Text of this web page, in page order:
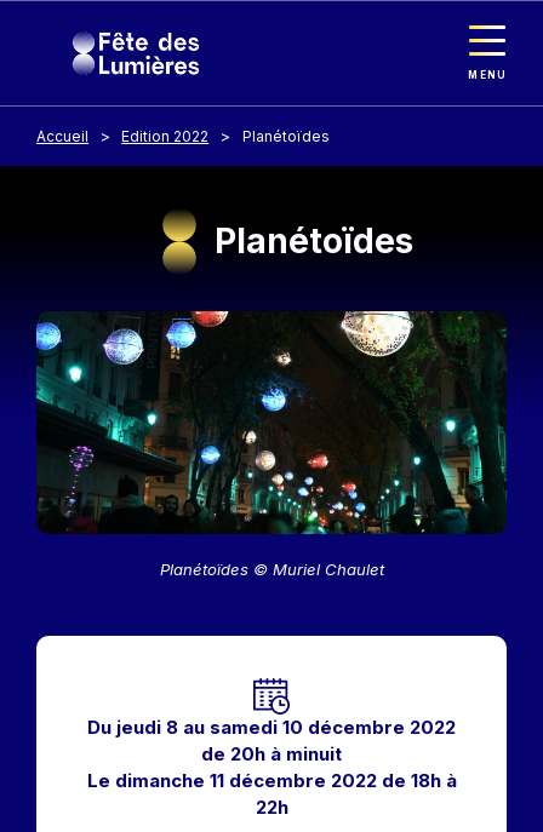
MENU
Accueil Edition 2022 Planétoïdes
Planétoïdes
Image
Planétoïdes © Muriel Chaulet
Du jeudi 8 au samedi 10 décembre 2022
de 20h à minuit
Le dimanche 11 décembre 2022 de 18h à
22h